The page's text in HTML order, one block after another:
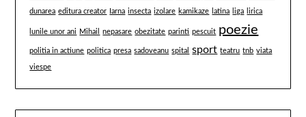
dunarea editura creator Iarna insecta izolare kamikaze latina liga lirica
lunile unor ani Mihail nepasare obezitate parinti pescuit poezie
politia in actiune politica presa sadoveanu spital sport teatru tnb viata
viespe